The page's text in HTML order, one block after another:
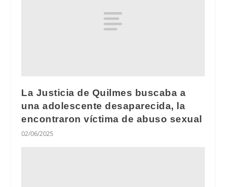
La Justicia de Quilmes buscaba a
una adolescente desaparecida, la
encontraron víctima de abuso sexual
02/06/2025